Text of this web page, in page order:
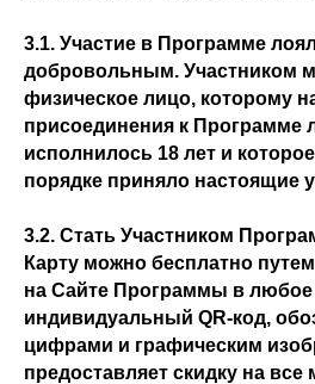
3.1. Участие в Программе
добровольным. Участником
физическое лицо, которому
присоединения к Программе
исполнилось 18 лет и
порядке приняло настоящие
3.2. Стать Участником
Карту можно бесплатно
на Сайте Программы в любое
индивидуальный QR-код,
цифрами и графическим
предоставляет скидку на